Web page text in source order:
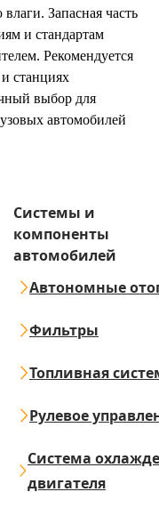
Запасная часть
и стандартам
Рекомендуется
станциях
выбор для
автомобилей
Системы и
компоненты
автомобилей
Автономные
Фильтры
Топливная
Рулевое
Система
двигателя